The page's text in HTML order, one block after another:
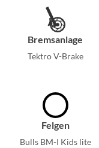
Bremsanlage
Tektro V-Brake
Felgen
Bulls BM-I Kids lite